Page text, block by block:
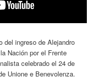
del ingreso de Alejandro
Nación por el Frente
celebrado el 24 de
Unione e Benevolenza.